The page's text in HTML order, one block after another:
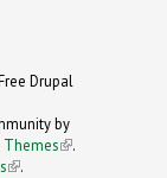
Drupal
by
Themes (link is
.
(link is
.